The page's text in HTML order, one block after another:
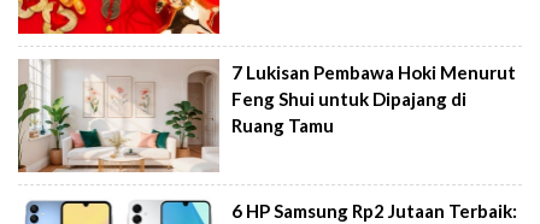
7 Lukisan Pembawa Hoki Menurut
Feng Shui untuk Dipajang di
Ruang Tamu
6 HP Samsung Rp2 Jutaan Terbaik: